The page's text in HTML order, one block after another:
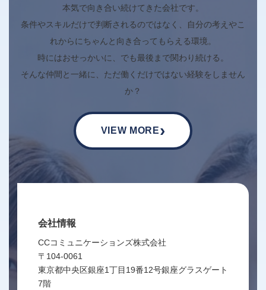
本気で向き合い続けてきた会社です。
条件やスキルだけで判断されるのではなく、自分の考えやこ
れからにちゃんと向き合ってもらえる環境。
時にはおせっかいに、でも最後まで関わり続ける。
そんな仲間と一緒に、ただ働くだけではない経験をしません
か？
VIEW MORE›
会社情報
CCコミュニケーションズ株式会社
〒104-0061
東京都中央区銀座1丁目19番12号銀座グラスゲート
7階